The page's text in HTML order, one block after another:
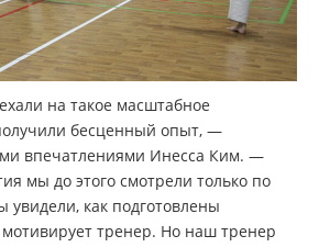
на такое масштабное
бесценный опыт, —
впечатлениями Инесса Ким. —
мы до этого смотрели только по
как подготовлены
мотивирует тренер. Но наш тренер